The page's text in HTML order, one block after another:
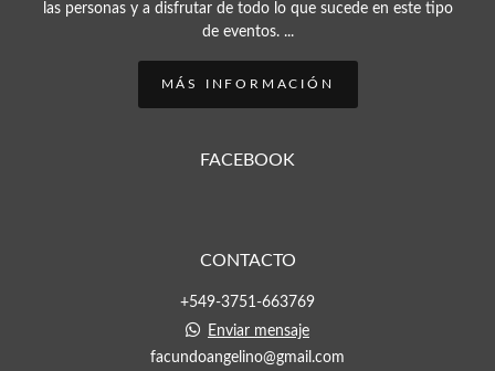
las personas y a disfrutar de todo lo que sucede en este tipo
de eventos. ...
MÁS INFORMACIÓN
FACEBOOK
CONTACTO
+549-3751-663769
Enviar mensaje
facundoangelino@gmail.com